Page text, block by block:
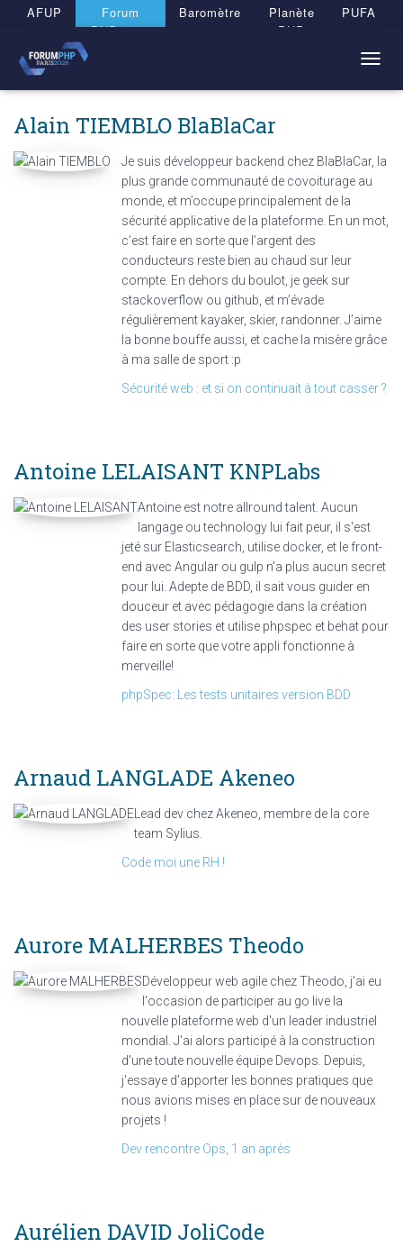
AFUP
Forum
PHP 2026
Baromètre
Planète
PHP
PUFA
O
E
Alain TIEMBLO BlaBlaCar
Je suis développeur backend chez BlaBlaCar, la
plus grande communauté de covoiturage au
monde, et m’occupe principalement de la
sécurité applicative de la plateforme. En un mot,
c’est faire en sorte que l’argent des
conducteurs reste bien au chaud sur leur
compte. En dehors du boulot, je geek sur
stackoverflow ou github, et m’évade
régulièrement kayaker, skier, randonner. J’aime
la bonne bouffe aussi, et cache la misère grâce
à ma salle de sport :p
Sécurité web : et si on continuait à tout casser ?
Antoine LELAISANT KNPLabs
Antoine est notre allround talent. Aucun
langage ou technology lui fait peur, il s'est
jeté sur Elasticsearch, utilise docker, et le front-
end avec Angular ou gulp n'a plus aucun secret
pour lui. Adepte de BDD, il sait vous guider en
douceur et avec pédagogie dans la création
des user stories et utilise phpspec et behat pour
faire en sorte que votre appli fonctionne à
merveille!
phpSpec: Les tests unitaires version BDD
Arnaud LANGLADE Akeneo
Lead dev chez Akeneo, membre de la core
team Sylius.
Code moi une RH !
Aurore MALHERBES Theodo
Développeur web agile chez Theodo, j'ai eu
l'occasion de participer au go live la
nouvelle plateforme web d'un leader industriel
mondial. J'ai alors participé à la construction
d'une toute nouvelle équipe Devops. Depuis,
j'essaye d'apporter les bonnes pratiques que
nous avions mises en place sur de nouveaux
projets !
Dev rencontre Ops, 1 an après
Aurélien DAVID JoliCode
Panneau de gestion des cookies